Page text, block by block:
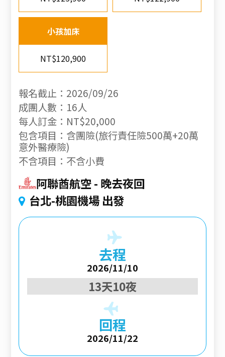
小孩加床
NT$120,900
報名截止：2026/09/26
成團人數：16人
每人訂金：NT$20,000
包含項目：含團險(旅行責任險500萬+20萬
意外醫療險)
不含項目：不含小費
阿聯酋航空 晚去夜回
台北-桃園機場 出發
去程
2026/11/10
13天10夜
回程
2026/11/22